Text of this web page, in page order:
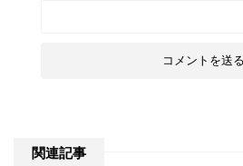
関連記事